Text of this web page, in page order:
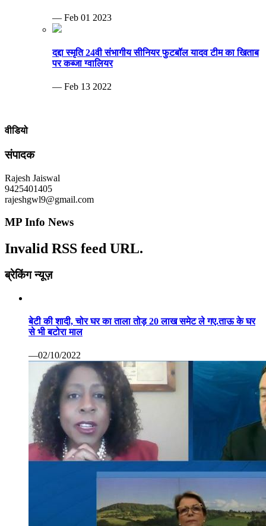
— Feb 01 2023
दद्दा स्मृति 24वी संभागीय सीनियर फुटबॉल यादव टीम का खिताब
पर कब्जा ग्वालियर
— Feb 13 2022
वीडियो
संपादक
Rajesh Jaiswal
9425401405
rajeshgwl9@gmail.com
MP Info News
Invalid RSS feed URL.
ब्रेकिंग न्यूज़
बेटी की शादी, चोर घर का ताला तोड़ 20 लाख समेट ले गए.ताऊ के घर
से भी बटोरा माल
—02/10/2022